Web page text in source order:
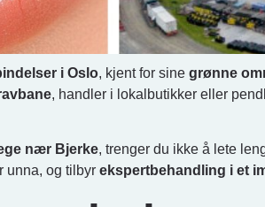
i Oslo, kjent for sine grønne
, handler i lokalbutikker eller
nær Bjerke, trenger du ikke å lete
unna, og tilbyr ekspertbehandling i et